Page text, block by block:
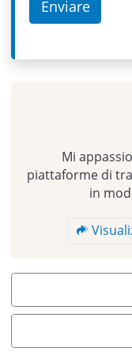
Mi
piattaforme di
in